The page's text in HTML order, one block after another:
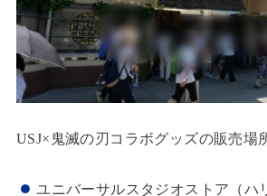
USJ×鬼滅の刃コラボグッズの販売場
ユニバーサルスタジオストア（ハ